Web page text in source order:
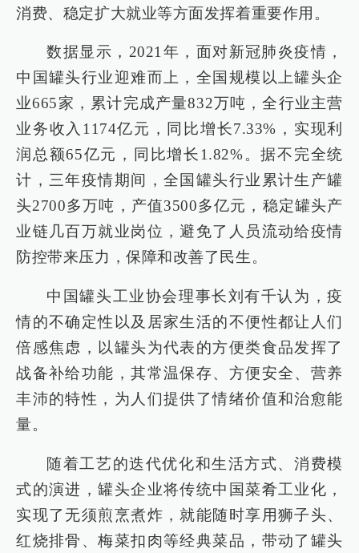
消费、稳定扩大就业等方面发挥着重要作用。
数据显示，2021年，面对新冠肺炎疫情，
中国罐头行业迎难而上，全国规模以上罐头企
业665家，累计完成产量832万吨，全行业主营
业务收入1174亿元，同比增长7.33%，实现利
润总额65亿元，同比增长1.82%。据不完全统
计，三年疫情期间，全国罐头行业累计生产罐
头2700多万吨，产值3500多亿元，稳定罐头产
业链几百万就业岗位，避免了人员流动给疫情
防控带来压力，保障和改善了民生。
中国罐头工业协会理事长刘有千认为，疫
情的不确定性以及居家生活的不便性都让人们
倍感焦虑，以罐头为代表的方便类食品发挥了
战备补给功能，其常温保存、方便安全、营养
丰沛的特性，为人们提供了情绪价值和治愈能
量。
随着工艺的迭代优化和生活方式、消费模
式的演进，罐头企业将传统中国菜肴工业化，
实现了无须煎烹煮炸，就能随时享用狮子头、
红烧排骨、梅菜扣肉等经典菜品，带动了罐头